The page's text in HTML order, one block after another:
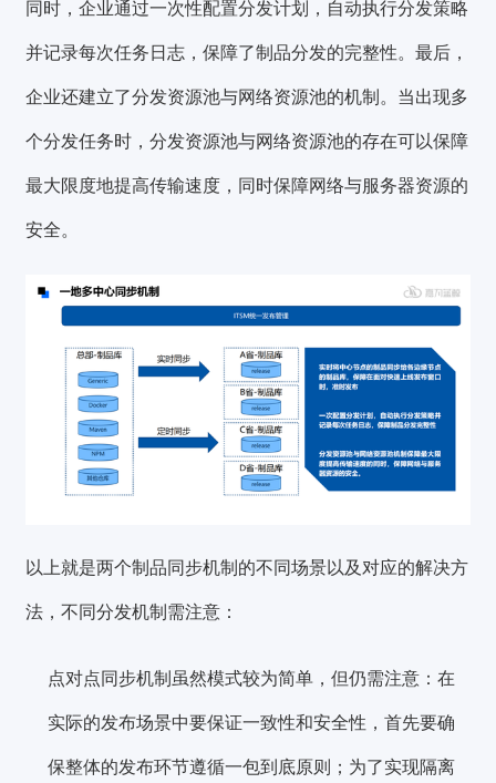
同时，企业通过一次性配置分发计划 ，自动执行分发策略
并记录每次任务日志，保障了制品分发的完整性。最后，
企业还建立了分发资源池与网络资源池的机制。当出现多
个分发任务时，分发资源池与网络资源池的存在可以保障
最大限度地提高传输速度，同时保障网络与服务器资源的
安全。
以上就是两个制品同步机制的不同场景以及对应的解决方
法，不同分发机制需注意：
点对点同步机制虽然模式较为简单，但仍需注意：在
实际的发布场景中要保证一致性和安全性 ，首先要确
保整体的发布环节遵循一包到底原则 ；为了实现隔离